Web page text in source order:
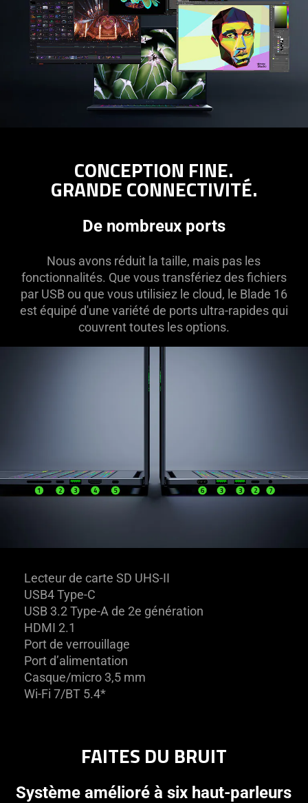
CONCEPTION FINE.
GRANDE CONNECTIVITÉ.
De nombreux ports
Nous avons réduit la taille, mais pas les
fonctionnalités. Que vous transfériez des fichiers
par USB ou que vous utilisiez le cloud, le Blade 16
est équipé d'une variété de ports ultra-rapides qui
couvrent toutes les options.
Lecteur de carte SD UHS-II
USB4 Type-C
USB 3.2 Type-A de 2e génération
HDMI 2.1
Port de verrouillage
Port d’alimentation
Casque/micro 3,5 mm
Wi-Fi 7/BT 5.4*
FAITES DU BRUIT
Système amélioré à six haut-parleurs